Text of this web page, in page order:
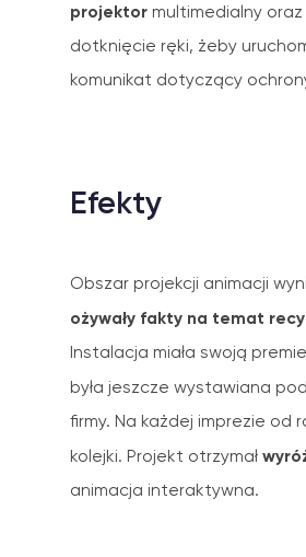
projektormultimedialny oraz
dotknięcie ręki, żeby
komunikat dotyczący
Efekty
Obszar projekcji animacji
ożywały fakty na temat
Instalacja miała swoją
była jeszcze wystawiana
firmy. Na każdej imprezie od
kolejki. Projekt otrzymał
animacja interaktywna.